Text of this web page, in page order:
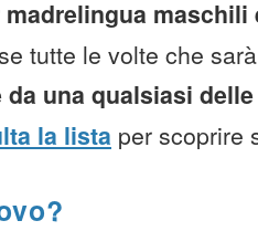
madrelingua maschili
tutte le volte che
da una qualsiasi
la lista per scoprire